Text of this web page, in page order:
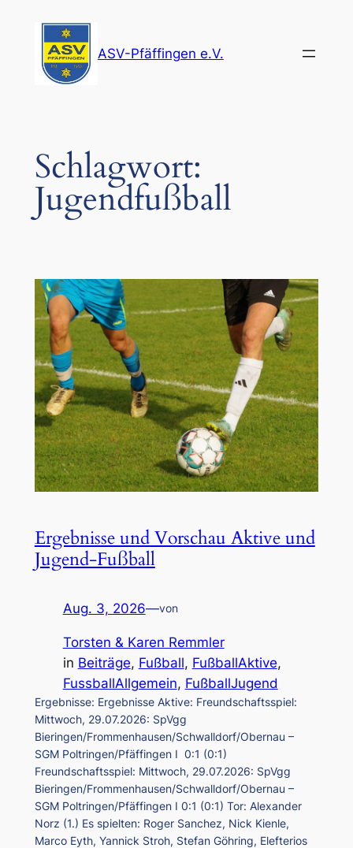
springen
ASV-Pfäffingen e.V.
Schlagwort:
Jugendfußball
Ergebnisse und Vorschau Aktive und
Jugend-Fußball
Aug. 3, 2026—von
Torsten & Karen Remmler
in Beiträge, Fußball, FußballAktive
FussballAllgemein, FußballJugend
Ergebnisse: Ergebnisse Aktive: Freundschaftsspiel:
Mittwoch, 29.07.2026: SpVgg
Bieringen/Frommenhausen/Schwalldorf/Obernau –
SGM Poltringen/Pfäffingen I 0:1 (0:1)
Freundschaftsspiel: Mittwoch, 29.07.2026: SpVgg
Bieringen/Frommenhausen/Schwalldorf/Obernau –
SGM Poltringen/Pfäffingen I 0:1 (0:1) Tor: Alexander
Norz (1.) Es spielten: Roger Sanchez, Nick Kienle,
Marco Eyth, Yannick Stroh, Stefan Göhring, Elefterios